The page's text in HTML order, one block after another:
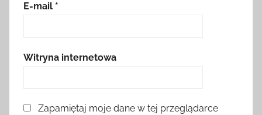
E-mail *
Witryna internetowa
Zapamiętaj moje dane w tej przeglądarce